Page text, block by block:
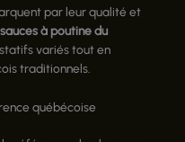
par leur qualité et
à poutine du
variés tout en
traditionnels.
québécoise